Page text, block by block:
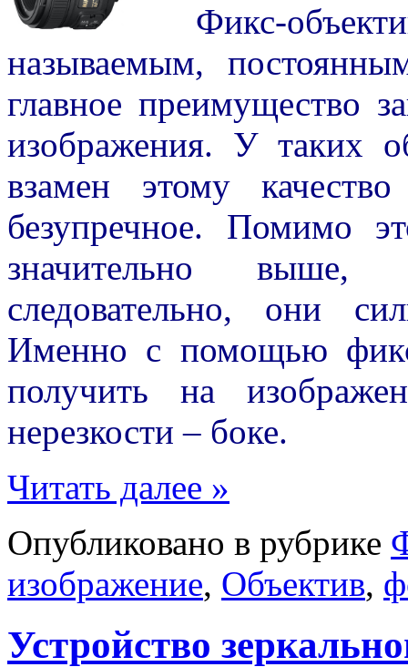
Фикс-объектив
называемым,
главное преимущество
изображения. У таких
взамен этому
безупречное. Помимо
значительно
следовательно, они
Именно с помощью
получить на
нерезкости – боке.
Читать далее »
Опубликовано в рубрике
изображение, Объектив,
Устройство